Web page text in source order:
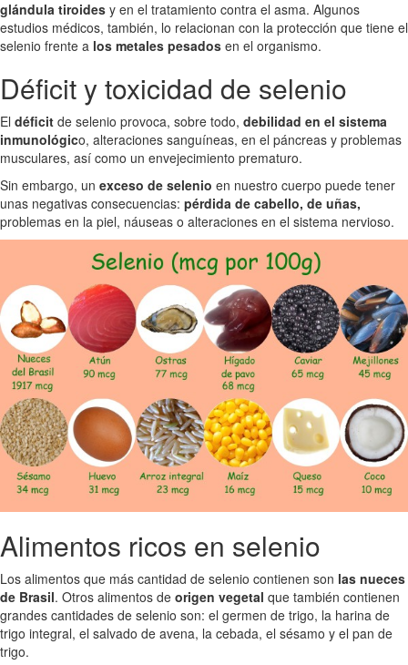
glándula tiroides y en el tratamiento contra el asma. Algunos
estudios médicos, también, lo relacionan con la protección que tiene el
selenio frente a los metales pesados en el organismo.
Déficit y toxicidad de selenio
El déficit de selenio provoca, sobre todo, debilidad en el sistema
inmunológico, alteraciones sanguíneas, en el páncreas y problemas
musculares, así como un envejecimiento prematuro.
Sin embargo, un exceso de selenio en nuestro cuerpo puede tener
unas negativas consecuencias: pérdida de cabello, de uñas,
problemas en la piel, náuseas o alteraciones en el sistema nervioso.
Alimentos ricos en selenio
Los alimentos que más cantidad de selenio contienen son las nueces
de Brasil. Otros alimentos de origen vegetal que también contienen
grandes cantidades de selenio son: el germen de trigo, la harina de
trigo integral, el salvado de avena, la cebada, el sésamo y el pan de
trigo.